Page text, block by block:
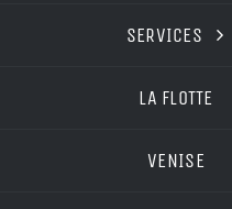
SERVICES
LA FLOTTE
VENISE